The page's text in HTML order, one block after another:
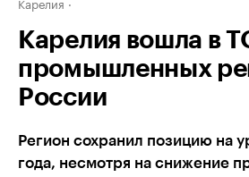
Карелия вошла в
промышленных
России
Регион сохранил позицию на
года, несмотря на снижение